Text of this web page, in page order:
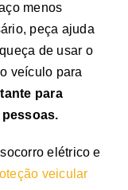
menos
peça ajuda
de usar o
veículo para
para
socorro elétrico e
veicular